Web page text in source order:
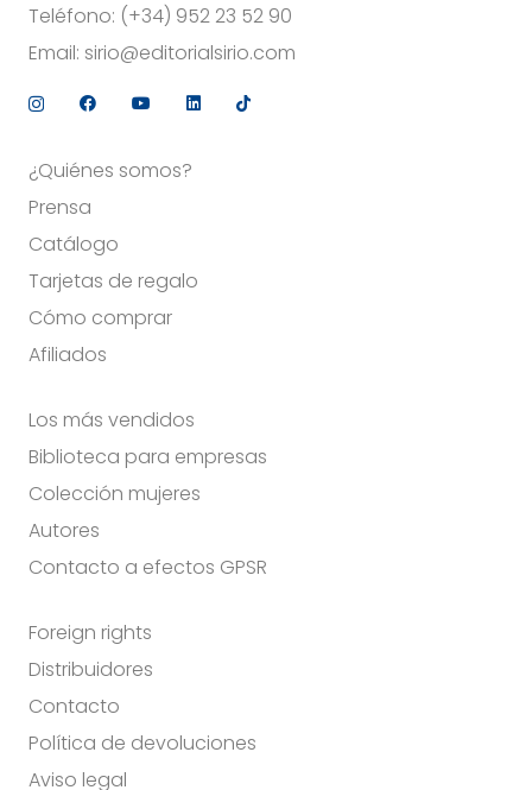
Teléfono: (+34) 952 23 52 90
Email: sirio@editorialsirio.com
¿Quiénes somos?
Prensa
Catálogo
Tarjetas de regalo
Cómo comprar
Afiliados
Los más vendidos
Biblioteca para empresas
Colección mujeres
Autores
Contacto a efectos GPSR
Foreign rights
Distribuidores
Contacto
Política de devoluciones
Aviso legal